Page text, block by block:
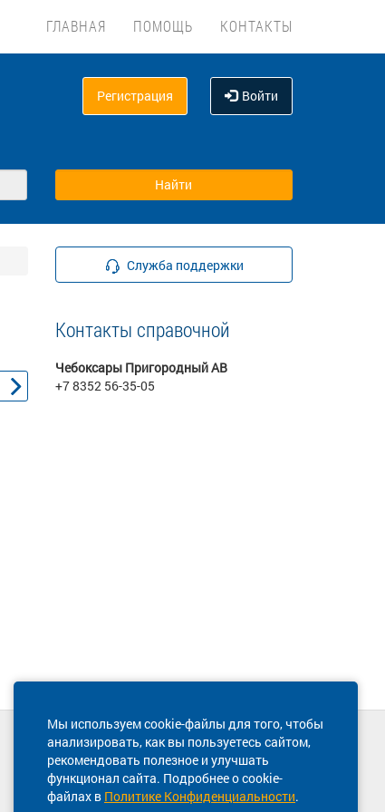
ГЛАВНАЯ ПОМОЩЬ КОНТАКТЫ
Регистрация Войти
Служба поддержки
Контакты справочной
Чебоксары Пригородный АВ
+7 8352 56-35-05
Мы используем cookie-файлы для того, чтобы
анализировать, как вы пользуетесь сайтом,
рекомендовать полезное и улучшать
функционал сайта. Подробнее о cookie-
файлах в Политике Конфиденциальности.
Техническая поддержка сайта
8 800 600-03-38